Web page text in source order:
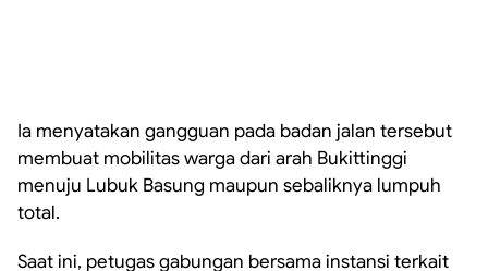
Ia menyatakan gangguan pada badan jalan tersebut
membuat mobilitas warga dari arah Bukittinggi
menuju Lubuk Basung maupun sebaliknya lumpuh
total.
Saat ini, petugas gabungan bersama instansi terkait